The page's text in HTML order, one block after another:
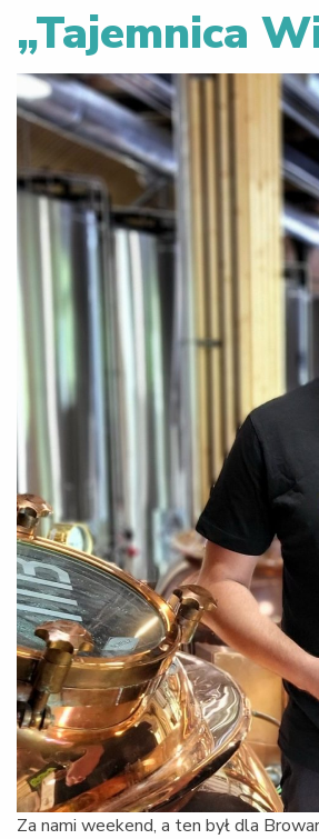
„Tajemnica
Za nami weekend, a ten był dla